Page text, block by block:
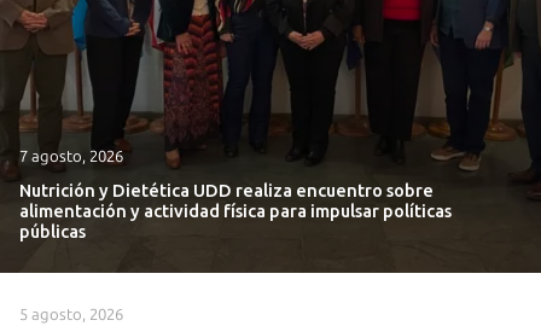
7 agosto, 2026
Nutrición y Dietética UDD realiza encuentro sobre
alimentación y actividad física para impulsar políticas
públicas
5 agosto, 2026